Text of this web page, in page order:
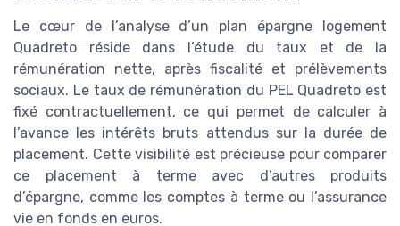
Le cœur de l’analyse d’un plan épargne logement
Quadreto réside dans l’étude du taux et de la
rémunération nette, après fiscalité et prélèvements
sociaux. Le taux de rémunération du PEL Quadreto est
fixé contractuellement, ce qui permet de calculer à
l’avance les intérêts bruts attendus sur la durée de
placement. Cette visibilité est précieuse pour comparer
ce placement à terme avec d’autres produits
d’épargne, comme les comptes à terme ou l’assurance
vie en fonds en euros.